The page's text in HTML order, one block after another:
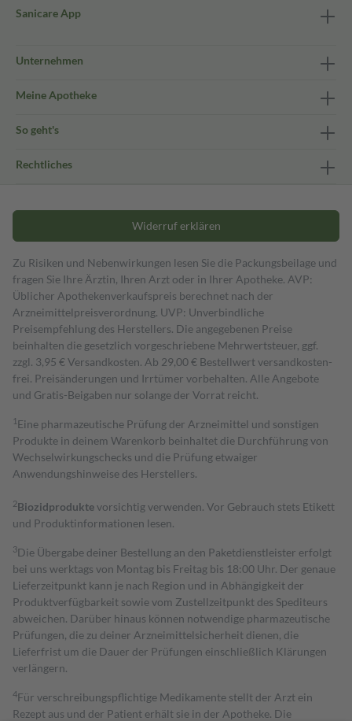
Sanicare App
Unternehmen
Meine Apotheke
So geht's
Rechtliches
Widerruf erklären
Zu Risiken und Nebenwirkungen lesen Sie die Packungsbeilage und
fragen Sie Ihre Ärztin, Ihren Arzt oder in Ihrer Apotheke. AVP:
Üblicher Apothekenverkaufspreis berechnet nach der
Arzneimittelpreisverordnung. UVP: Unverbindliche
Preisempfehlung des Herstellers. Die angegebenen Preise
beinhalten die gesetzlich vorgeschriebene Mehrwertsteuer, ggf.
zzgl. 3,95 € Versandkosten. Ab 29,00 € Bestell­wert versand­kosten­
frei. Preisänderungen und Irrtümer vorbehalten. Alle Angebote
und Gratis-Beigaben nur solange der Vorrat reicht.
1 Eine pharmazeutische Prüfung der Arzneimittel und sonstigen
Produkte in deinem Warenkorb beinhaltet die Durchführung von
Wechselwirkungschecks und die Prüfung etwaiger
Anwendungshinweise des Herstellers.
2Biozidproduktevorsichtig verwenden. Vor Gebrauch stets Etikett
und Produktinformationen lesen.
3Die Übergabe deiner Bestellung an den Paketdienstleister erfolgt
bei uns werktags von Montag bis Freitag bis 18:00 Uhr. Der genaue
Lieferzeitpunkt kann je nach Region und in Abhängigkeit der
Produktverfügbarkeit sowie vom Zustellzeitpunkt des Spediteurs
abweichen. Darüber hinaus können notwendige pharmazeutische
Prüfungen, die zu deiner Arzneimittelsicherheit dienen, die
Lieferfrist um die Dauer der Prüfungen einschließlich Klärungen
verlängern.
4Für verschreibungspflichtige Medikamente stellt der Arzt ein
Rezept aus und der Patient erhält sie in der Apotheke. Die